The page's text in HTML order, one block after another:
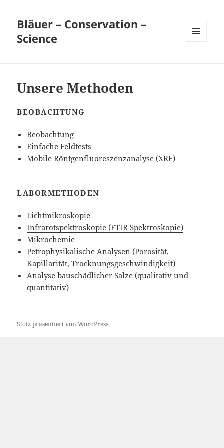
Bläuer – Conservation –
Science
Unsere Methoden
BEOBACHTUNG
Beobachtung
Einfache Feldtests
Mobile Röntgenfluoreszenzanalyse (XRF)
LABORMETHODEN
Lichtmikroskopie
Infrarotspektroskopie (FTIR Spektroskopie)
Mikrochemie
Petrophysikalische Analysen (Porosität,
Kapillarität, Trocknungsgeschwindigkeit)
Analyse bauschädlicher Salze (qualitativ und
quantitativ)
Stolz präsentiert von WordPress